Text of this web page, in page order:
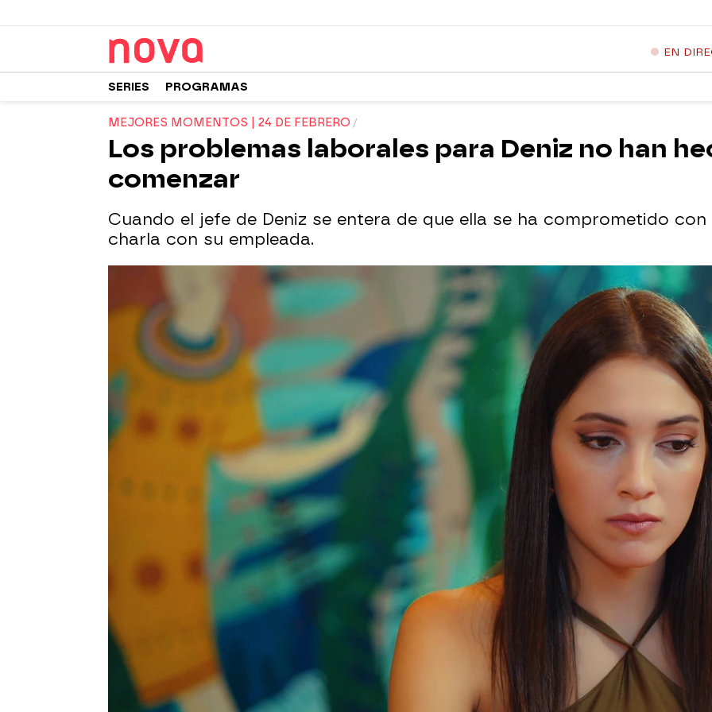
EN
SERIES PROGRAMAS
MEJORES MOMENTOS | 24 DE FEBRERO
Los problemas laborales para Deniz no han
comenzar
Cuando el jefe de Deniz se entera de que ella se ha comprometido
charla con su empleada.
» El hombre equivocado
Nova
25 de febrero de 2022, 03:34
WhatsappFacebook
Nova
Madrid WhatsappFacebook